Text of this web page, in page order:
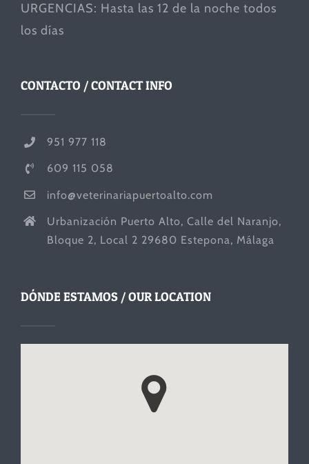
URGENCIAS: Hasta las 12 de la noche todos
los días
CONTACTO / CONTACT INFO
951 977 118
609 115 058
info@veterinariapuertoalto.com
Urbanización Puerto Alto, Calle del Naranjo,
Bloque 2, Local 2 29680 Estepona, Málaga
DÓNDE ESTAMOS / OUR LOCATION